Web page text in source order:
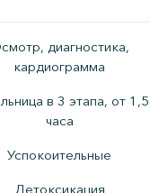
диагностика,
кардиограмма
в 3 этапа, от 1,5
часа
Успокоительные
Детоксикация